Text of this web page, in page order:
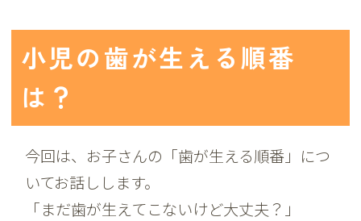
小児の歯が生える順番
は？
今回は、お子さんの「歯が生える順番」につ
いてお話しします。
「まだ歯が生えてこないけど大丈夫？」